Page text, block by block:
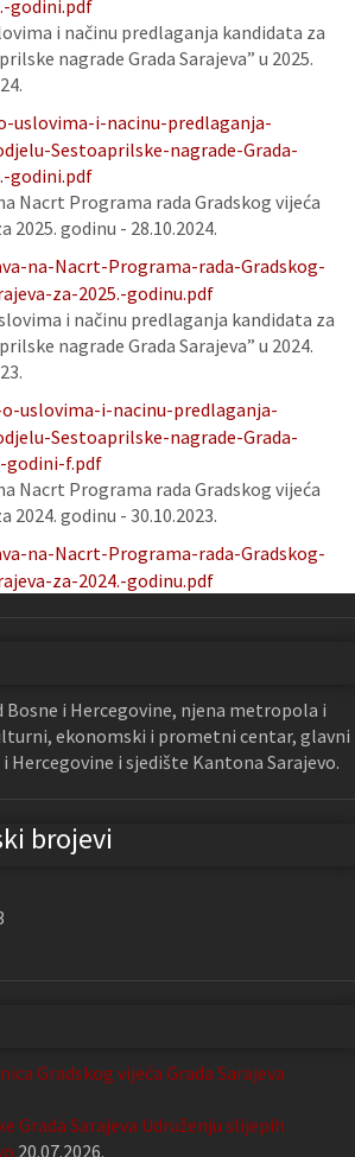
godini.pdf
i načinu predlaganja kandidata za
nagrade Grada Sarajeva” u 2025.
uslovima-i-nacinu-predlaganja-
Sestoaprilske-nagrade-Grada-
godini.pdf
Nacrt Programa rada Gradskog vijeća
2025. godinu - 28.10.2024.
na-Nacrt-Programa-rada-Gradskog-
za-2025.-godinu.pdf
i načinu predlaganja kandidata za
nagrade Grada Sarajeva” u 2024.
o-uslovima-i-nacinu-predlaganja-
Sestoaprilske-nagrade-Grada-
godini-f.pdf
Nacrt Programa rada Gradskog vijeća
2024. godinu - 30.10.2023.
na-Nacrt-Programa-rada-Gradskog-
za-2024.-godinu.pdf
Bosne i Hercegovine, njena metropola i
ekonomski i prometni centar, glavni
Hercegovine i sjedište Kantona Sarajevo.
brojevi
Gradskog vijeća Grada Sarajeva
Grada Sarajeva Udruženju slijepih
20.07.2026.